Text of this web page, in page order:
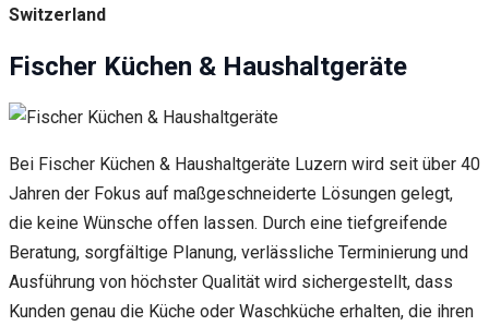
Switzerland
Fischer Küchen & Haushaltgeräte
Bei Fischer Küchen & Haushaltgeräte Luzern wird seit über 40
Jahren der Fokus auf maßgeschneiderte Lösungen gelegt,
die keine Wünsche offen lassen. Durch eine tiefgreifende
Beratung, sorgfältige Planung, verlässliche Terminierung und
Ausführung von höchster Qualität wird sichergestellt, dass
Kunden genau die Küche oder Waschküche erhalten, die ihren